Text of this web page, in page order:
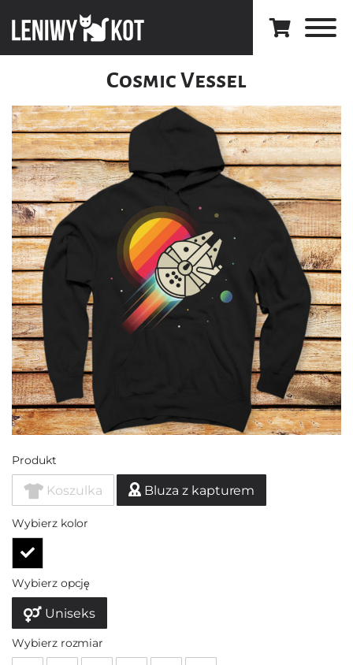
Cosmic Vessel
Produkt
Koszulka Bluza z kapturem
Wybierz kolor
Wybierz opcję
Uniseks
Wybierz rozmiar